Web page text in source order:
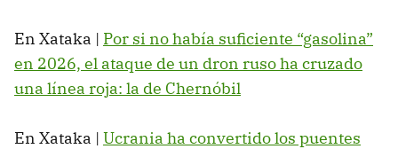
En Xataka | Por si no había suficiente “gasolina”
en 2026, el ataque de un dron ruso ha cruzado
una línea roja: la de Chernóbil
En Xataka | Ucrania ha convertido los puentes